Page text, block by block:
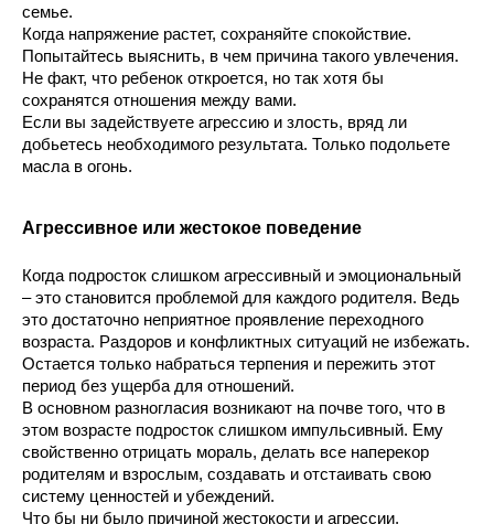
семье.
Когда напряжение растет, сохраняйте спокойствие.
Попытайтесь выяснить, в чем причина такого увлечения.
Не факт, что ребенок откроется, но так хотя бы
сохранятся отношения между вами.
Если вы задействуете агрессию и злость, вряд ли
добьетесь необходимого результата. Только подольете
масла в огонь.
Агрессивное или жестокое поведение
Когда подросток слишком агрессивный и эмоциональный
– это становится проблемой для каждого родителя. Ведь
это достаточно неприятное проявление переходного
возраста. Раздоров и конфликтных ситуаций не избежать.
Остается только набраться терпения и пережить этот
период без ущерба для отношений.
В основном разногласия возникают на почве того, что в
этом возрасте подросток слишком импульсивный. Ему
свойственно отрицать мораль, делать все наперекор
родителям и взрослым, создавать и отстаивать свою
систему ценностей и убеждений.
Что бы ни было причиной жестокости и агрессии,